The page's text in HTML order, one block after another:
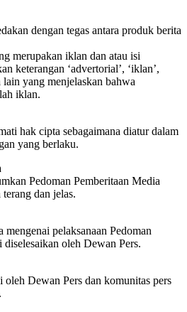
dengan tegas antara produk berita
merupakan iklan dan atau isi
keterangan ‘advertorial’, ‘iklan’,
lain yang menjelaskan bahwa
iklan.
hak cipta sebagaimana diatur dalam
yang berlaku.
Pedoman Pemberitaan Media
dan jelas.
mengenai pelaksanaan Pedoman
oleh Dewan Pers.
oleh Dewan Pers dan komunitas pers